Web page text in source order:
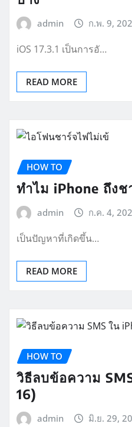
admin ก.พ. 9,
iOS 17.3.1 เป็นการอั…
READ MORE
HOW TO
ทำไม iPhone ถึง
admin ก.ค. 4,
เป็นปัญหาที่เกิดขึ้น…
READ MORE
HOW TO
วิธีลบข้อความ
16)
admin มิ.ย. 29,